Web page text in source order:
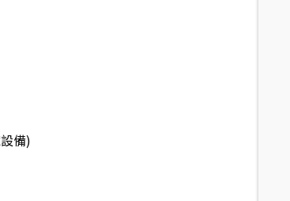
備)